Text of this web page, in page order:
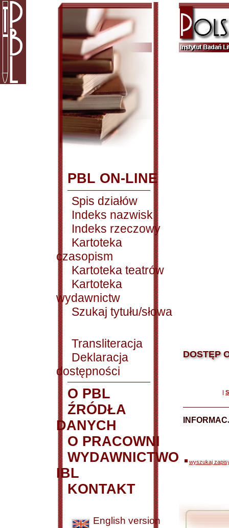
PBL ON-LINE
Spis działów
Indeks nazwisk
Indeks rzeczowy
Kartoteka
czasopism
Kartoteka teatrów
Kartoteka
wydawnictw
Szukaj tytułu/słowa
Transliteracja
Deklaracja
dostępności
O PBL
ŹRÓDŁA
DANYCH
O PRACOWNI
WYDAWNICTWO
IBL
KONTAKT
English version
DOSTĘP
|
wyszukaj